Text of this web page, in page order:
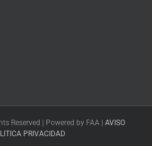
Reserved | Powered by FAA | AVISO
PRIVACIDAD